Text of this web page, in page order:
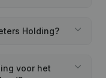
Holding?
voor het